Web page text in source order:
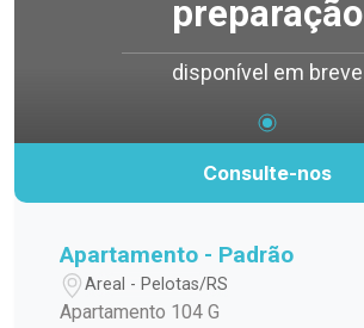
preparação
disponível em breve
Consulte-nos
Apartamento - Padrão
Areal - Pelotas/RS
Apartamento 104 G